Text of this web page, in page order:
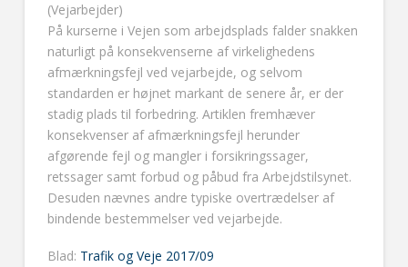
(Vejarbejder)
På kurserne i Vejen som arbejdsplads falder snakken
naturligt på konsekvenserne af virkelighedens
afmærkningsfejl ved vejarbejde, og selvom
standarden er højnet markant de senere år, er der
stadig plads til forbedring. Artiklen fremhæver
konsekvenser af afmærkningsfejl herunder
afgørende fejl og mangler i forsikringssager,
retssager samt forbud og påbud fra Arbejdstilsynet.
Desuden nævnes andre typiske overtrædelser af
bindende bestemmelser ved vejarbejde.
Blad: Trafik og Veje 2017/09